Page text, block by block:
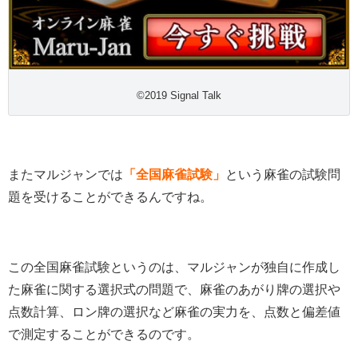
©2019 Signal Talk
またマルジャンでは 「全国麻雀試験」 という麻雀の試験問
題を受けることができるんですね。
この全国麻雀試験というのは、マルジャンが独自に作成し
た麻雀に関する選択式の問題で、麻雀のあがり牌の選択や
点数計算、ロン牌の選択など麻雀の実力を、点数と偏差値
で測定することができるのです。